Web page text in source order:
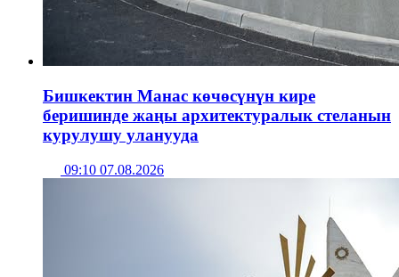
Бишкектин Манас көчөсүнүн кире
беришинде жаңы архитектуралык стеланын
курулушу уланууда
09:10 07.08.2026